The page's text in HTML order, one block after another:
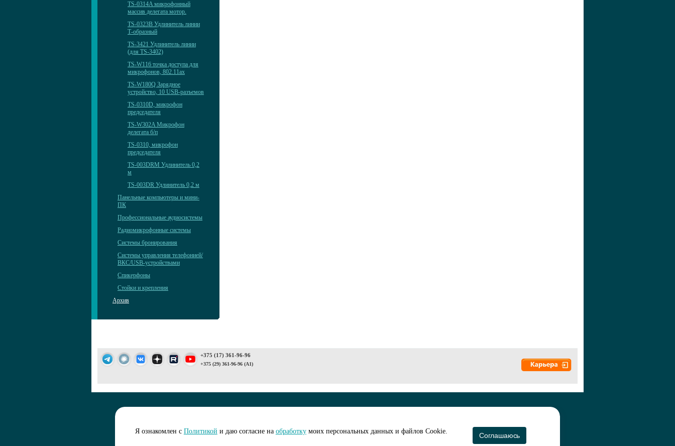
TS-0314A микрофонный
массив делегата мотор.
TS-0323B Удлинитель линии
Т-образный
TS-3421 Удлинитель линии
(для TS-3402)
TS-W116 точка доступа для
микрофонов, 802.11ax
TS-W180Q Зарядное
устройство, 10 USB-разъемов
TS-0310D, микрофон
председателя
TS-W302A Микрофон
делегата б/п
TS-0310, микрофон
председателя
TS-003DRM Удлинитель 0,2
м
TS-003DR Удлинитель 0,2 м
Панельные компьютеры и мини-
ПК
Профессиональные аудиосистемы
Радиомикрофонные системы
Системы бронирования
Системы управления телефонией/
ВКС/USB-устройствами
Спикерфоны
Стойки и крепления
Архив
+375 (17) 361-96-96
+375 (29) 361-96-96 (A1)
Создание сайта -
Я ознакомлен с Политикой и даю согласие на обработкумоих персональных данных и файлов Cookie.
Соглашаюсь